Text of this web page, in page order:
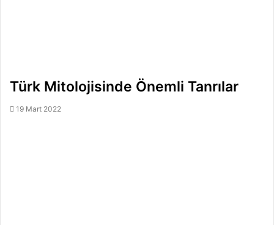
Türk Mitolojisinde Önemli Tanrılar
19 Mart 2022